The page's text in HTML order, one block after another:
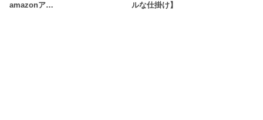
amazonア…
ルな仕掛け】